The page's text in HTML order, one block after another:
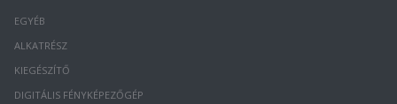
EGYÉB
ALKATRÉSZ
KIEGÉSZÍTŐ
DIGITÁLIS FÉNYKÉPEZŐGÉP